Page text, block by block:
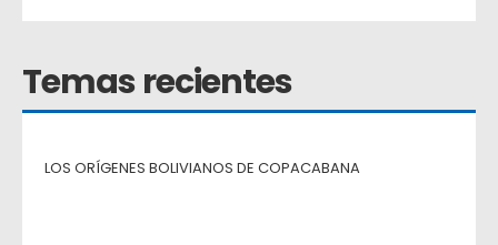
Temas recientes
LOS ORÍGENES BOLIVIANOS DE COPACABANA